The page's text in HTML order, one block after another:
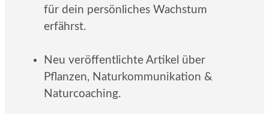
für dein persönliches Wachstum
erfährst.
Neu veröffentlichte Artikel über
Pflanzen, Naturkommunikation &
Naturcoaching.